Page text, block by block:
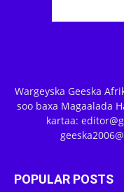
Wargeyska Geeska
soo baxa Magaalada
kartaa:
POPULAR POSTS